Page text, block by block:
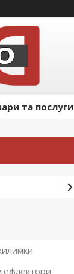
та послуги